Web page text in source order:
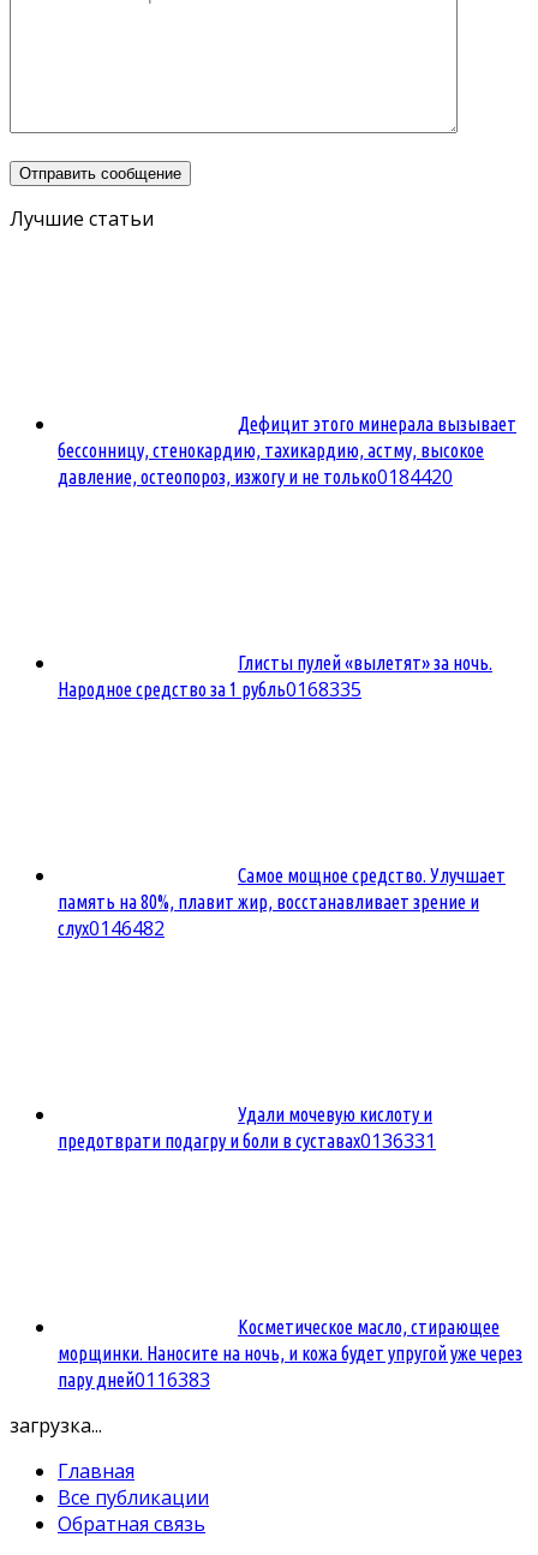
Лучшие статьи
Дефицит этого минерала вызывает
бессонницу, стенокардию, тахикардию, астму, высокое
давление, остеопороз, изжогу и не только0184420
Глисты пулей «вылетят» за ночь.
Народное средство за 1 рубль0168335
Самое мощное средство. Улучшает
память на 80%, плавит жир, восстанавливает зрение и
слух0146482
Удали мочевую кислоту и
предотврати подагру и боли в суставах0136331
Косметическое масло, стирающее
морщинки. Наносите на ночь, и кожа будет упругой уже через
пару дней0116383
загрузка...
Главная
Все публикации
Обратная связь